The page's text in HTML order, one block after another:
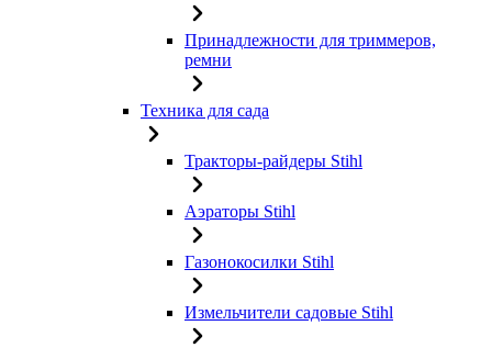
Принадлежности для триммеров,
ремни
Техника для сада
Тракторы-райдеры Stihl
Аэраторы Stihl
Газонокосилки Stihl
Измельчители садовые Stihl